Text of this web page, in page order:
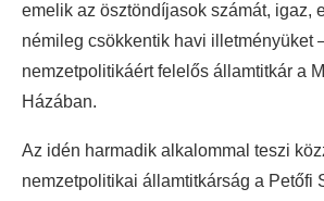
emelik az ösztöndíjasok számát, igaz,
némileg csökkentik havi illetményüket
nemzetpolitikáért felelős államtitkár a
Házában.
Az idén harmadik alkalommal teszi
nemzetpolitikai államtitkárság a Petőfi